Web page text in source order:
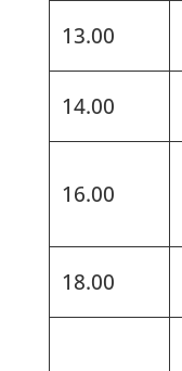
13.00
14.00
16.00
18.00